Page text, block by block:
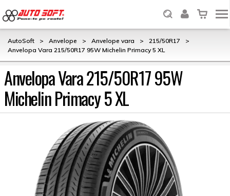
AutoSoft > Anvelope > Anvelope vara > 215/50R17
>
Anvelopa Vara 215/50R17 95W Michelin Primacy 5 XL
Anvelopa Vara 215/50R17 95W
Michelin Primacy 5 XL